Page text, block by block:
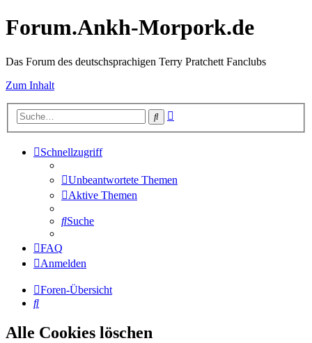
Forum.Ankh-Morpork.de
Das Forum des deutschsprachigen Terry Pratchett Fanclubs
Zum Inhalt
Suche
Schnellzugriff
Unbeantwortete Themen
Aktive Themen
Suche
FAQ
Anmelden
Foren-Übersicht
Suche
Alle Cookies löschen